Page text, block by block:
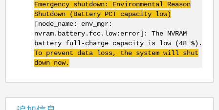
Emergency shutdown: Environmental Reason
Shutdown (Battery PCT capacity low)
[node_name: env_mgr:
nvram.battery.fcc.low:error]: The NVRAM
battery full-charge capacity is low (48 %).
To prevent data loss, the system will shut
down now.